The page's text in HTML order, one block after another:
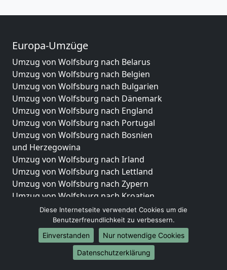
Europa-Umzüge
Umzug von Wolfsburg nach Belarus
Umzug von Wolfsburg nach Belgien
Umzug von Wolfsburg nach Bulgarien
Umzug von Wolfsburg nach Dänemark
Umzug von Wolfsburg nach England
Umzug von Wolfsburg nach Portugal
Umzug von Wolfsburg nach Bosnien
und Herzegowina
Umzug von Wolfsburg nach Irland
Umzug von Wolfsburg nach Lettland
Umzug von Wolfsburg nach Zypern
Umzug von Wolfsburg nach Kroatien
Umzug von Wolfsburg nach Estland
Umzug von Wolfsburg nach Finnland
Umzug von Wolfsburg nach Frankreich
Umzug von Wolfsburg nach Griechenland
Umzug von Wolfsburg nach Italien
Diese Internetseite verwendet Cookies um die
Benutzerfreundlichkeit zu verbessern.
Einverstanden
Nur notwendige Cookies
Datenschutzerklärung